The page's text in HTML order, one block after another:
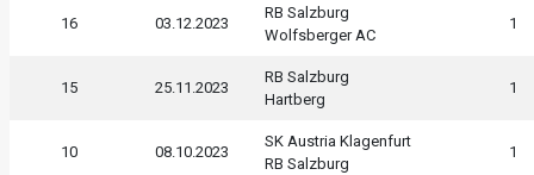
16 03.12.2023
RB Salzburg
Wolfsberger AC
1
15 25.11.2023
RB Salzburg
Hartberg
1
10 08.10.2023
SK Austria Klagenfurt
RB Salzburg
1